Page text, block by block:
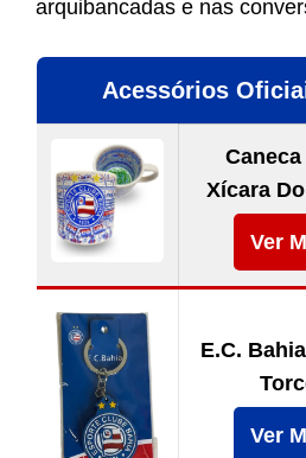
arquibancadas e nas
Acessórios
Xícara
Ver
E.C.
Ver